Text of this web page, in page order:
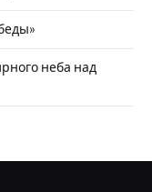
неба над